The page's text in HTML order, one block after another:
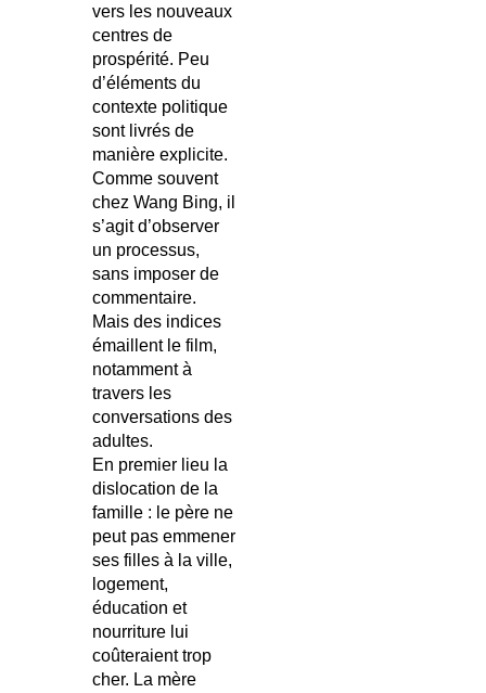
vers les nouveaux
centres de
prospérité. Peu
d’éléments du
contexte politique
sont livrés de
manière explicite.
Comme souvent
chez Wang Bing, il
s’agit d’observer
un processus,
sans imposer de
commentaire.
Mais des indices
émaillent le film,
notamment à
travers les
conversations des
adultes.
En premier lieu la
dislocation de la
famille : le père ne
peut pas emmener
ses filles à la ville,
logement,
éducation et
nourriture lui
coûteraient trop
cher. La mère